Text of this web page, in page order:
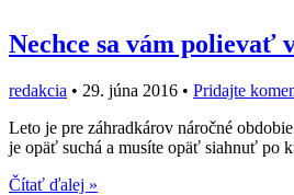
Nechce sa vám polievať
redakcia • 29. júna 2016 • Pridajte
Leto je pre záhradkárov náročné
je opäť suchá a musíte opäť siahnuť po
Čítať ďalej »